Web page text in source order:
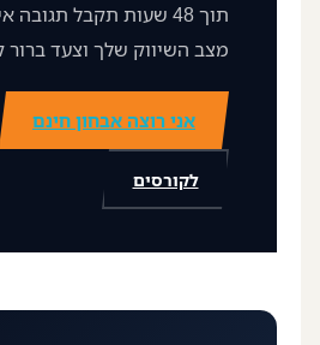
תוך 48 שעות תקבל
מצב השיווק שלך וצעד ברור
אני רוצה אבחון חינם
לקורסים